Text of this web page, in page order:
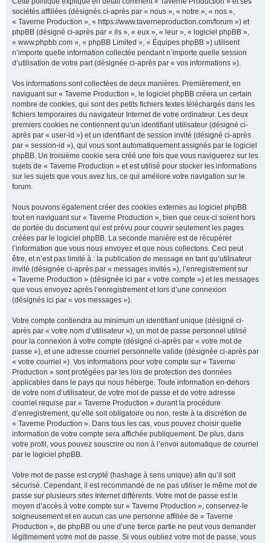
sociétés affiliées (désignés ci-après par « nous », « notre », « nos »,
« Taverne Production », « https://www.taverneproduction.com/forum ») et
phpBB (désigné ci-après par « ils », « eux », « leur », « logiciel phpBB »,
« www.phpbb.com », « phpBB Limited », « Équipes phpBB ») utilisent
n’importe quelle information collectée pendant n’importe quelle session
d’utilisation de votre part (désignée ci-après par « vos informations »).
Vos informations sont collectées de deux manières. Premièrement, en
naviguant sur « Taverne Production », le logiciel phpBB créera un certain
nombre de cookies, qui sont des petits fichiers textes téléchargés dans les
fichiers temporaires du navigateur Internet de votre ordinateur. Les deux
premiers cookies ne contiennent qu’un identifiant utilisateur (désigné ci-
après par « user-id ») et un identifiant de session invité (désigné ci-après
par « session-id »), qui vous sont automatiquement assignés par le logiciel
phpBB. Un troisième cookie sera créé une fois que vous naviguerez sur les
sujets de « Taverne Production » et est utilisé pour stocker les informations
sur les sujets que vous avez lus, ce qui améliore votre navigation sur le
forum.
Nous pouvons également créer des cookies externes au logiciel phpBB
tout en naviguant sur « Taverne Production », bien que ceux-ci soient hors
de portée du document qui est prévu pour couvrir seulement les pages
créées par le logiciel phpBB. La seconde manière est de récupérer
l’information que vous nous envoyez et que nous collectons. Ceci peut
être, et n’est pas limité à : la publication de message en tant qu’utilisateur
invité (désignée ci-après par « messages invités »), l’enregistrement sur
« Taverne Production » (désignée ici par « votre compte ») et les messages
que vous envoyez après l’enregistrement et lors d’une connexion
(désignés ici par « vos messages »).
Votre compte contiendra au minimum un identifiant unique (désigné ci-
après par « votre nom d’utilisateur »), un mot de passe personnel utilisé
pour la connexion à votre compte (désigné ci-après par « votre mot de
passe »), et une adresse courriel personnelle valide (désignée ci-après par
« votre courriel »). Vos informations pour votre compte sur « Taverne
Production » sont protégées par les lois de protection des données
applicables dans le pays qui nous héberge. Toute information en-dehors
de votre nom d’utilisateur, de votre mot de passe et de votre adresse
courriel requise par « Taverne Production » durant la procédure
d’enregistrement, qu’elle soit obligatoire ou non, reste à la discrétion de
« Taverne Production ». Dans tous les cas, vous pouvez choisir quelle
information de votre compte sera affichée publiquement. De plus, dans
votre profil, vous pouvez souscrire ou non à l’envoi automatique de courriel
par le logiciel phpBB.
Votre mot de passe est crypté (hashage à sens unique) afin qu’il soit
sécurisé. Cependant, il est recommandé de ne pas utiliser le même mot de
passe sur plusieurs sites Internet différents. Votre mot de passe est le
moyen d’accès à votre compte sur « Taverne Production », conservez-le
soigneusement et en aucun cas une personne affiliée de « Taverne
Production », de phpBB ou une d’une tierce partie ne peut vous demander
légitimement votre mot de passe. Si vous oubliez votre mot de passe, vous